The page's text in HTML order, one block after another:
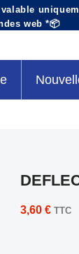
valable
web *📦
3,60 € TTC